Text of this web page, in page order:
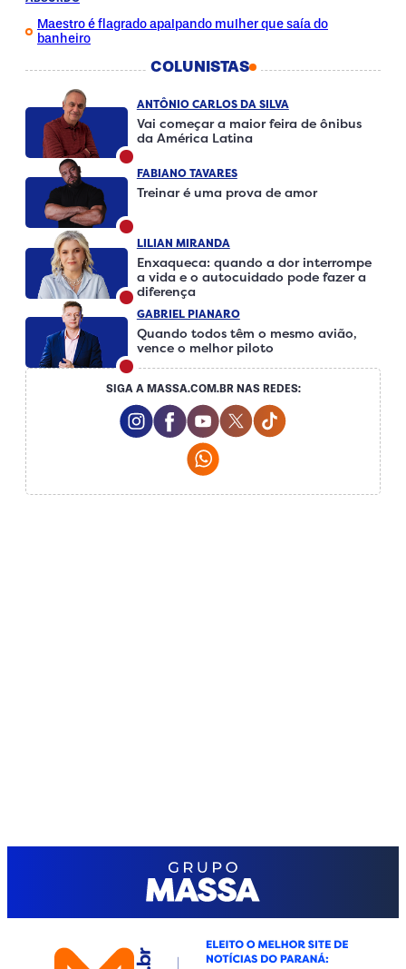
Maestro é flagrado apalpando mulher que saía do
banheiro
COLUNISTAS
ANTÔNIO CARLOS DA SILVA
Vai começar a maior feira de ônibus
da América Latina
FABIANO TAVARES
Treinar é uma prova de amor
LILIAN MIRANDA
Enxaqueca: quando a dor interrompe
a vida e o autocuidado pode fazer a
diferença
GABRIEL PIANARO
Quando todos têm o mesmo avião,
vence o melhor piloto
SIGA A MASSA.COM.BR NAS REDES:
Instagram Social Media
Facebook Social Media
Youtube Social Media
Twitter Social Media
Tiktok Social
Whatsapp Social Media